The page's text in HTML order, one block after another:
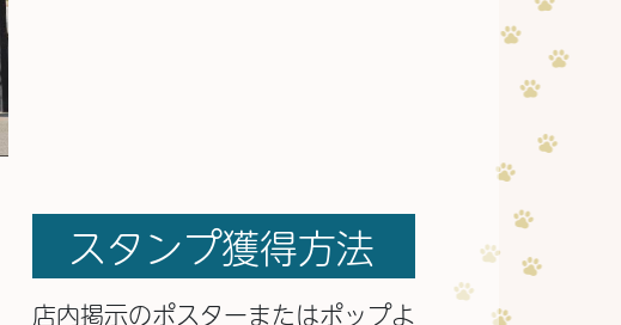
スタンプ獲得方法
店内掲示のポスターまたはポップよ